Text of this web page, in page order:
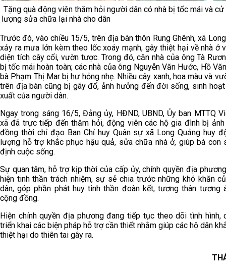
Tặng quà động viên thăm hỏi người dân có nhà bị tốc mái và
lượng sửa chữa lại nhà cho dân
Trước đó, vào chiều 15/5, trên địa bàn thôn Rung Ghênh, xã
xảy ra mưa lớn kèm theo lốc xoáy mạnh, gây thiệt hại về nhà ở
diện tích cây cối, vườn tược. Trong đó, căn nhà của ông Tà
bị tốc mái hoàn toàn; các nhà của ông Nguyễn Văn Hước, Hồ
bà Phạm Thị Mar bị hư hỏng nhẹ. Nhiều cây xanh, hoa màu và
trên địa bàn cũng bị gãy đổ, ảnh hưởng đến đời sống, sinh
xuất của người dân.
Ngay trong sáng 16/5, Đảng ủy, HĐND, UBND, Ủy ban MTTQ
xã đã trực tiếp đến thăm hỏi, động viên các hộ gia đình bị ảnh
đồng thời chỉ đạo Ban Chỉ huy Quân sự xã Long Quảng huy
lượng hỗ trợ khắc phục hậu quả, sửa chữa nhà ở, giúp bà con
định cuộc sống.
Sự quan tâm, hỗ trợ kịp thời của cấp ủy, chính quyền địa
hiện tinh thần trách nhiệm, sự sẻ chia trước những khó khăn
dân, góp phần phát huy tinh thần đoàn kết, tương thân tương
cộng đồng.
Hiện chính quyền địa phương đang tiếp tục theo dõi tình hình,
triển khai các biện pháp hỗ trợ cần thiết nhằm giúp các hộ dân
thiệt hại do thiên tai gây ra.